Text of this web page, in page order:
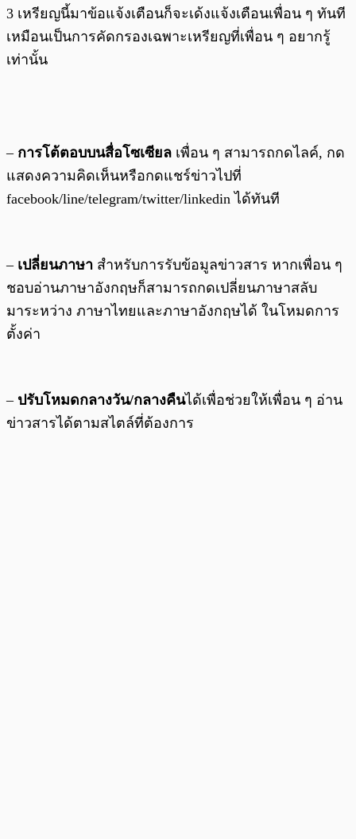
3 เหรียญนี้มาข้อแจ้งเตือนก็จะเด้งแจ้งเตือนเพื่อน ๆ ทันที
เหมือนเป็นการคัดกรองเฉพาะเหรียญที่เพื่อน ๆ อยากรู้
เท่านั้น
– การโต้ตอบบนสื่อโซเซียล เพื่อน ๆ สามารถกดไลค์, กด
แสดงความคิดเห็นหรือกดแชร์ข่าวไปที่
facebook/line/telegram/twitter/linkedin ได้ทันที
– เปลี่ยนภาษา สำหรับการรับข้อมูลข่าวสาร หากเพื่อน ๆ
ชอบอ่านภาษาอังกฤษก็สามารถกดเปลี่ยนภาษาสลับ
มาระหว่าง ภาษาไทยและภาษาอังกฤษได้ ในโหมดการ
ตั้งค่า
– ปรับโหมดกลางวัน/กลางคืนได้เพื่อช่วยให้เพื่อน ๆ อ่าน
ข่าวสารได้ตามสไตล์ที่ต้องการ